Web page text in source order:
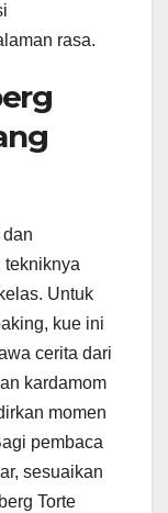
rasa.
tekniknya
Untuk
kue ini
cerita dari
kardamom
momen
pembaca
sesuaikan
Torte